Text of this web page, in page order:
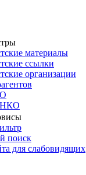
материалы
ссылки
организации
поиск
для слабовидящих